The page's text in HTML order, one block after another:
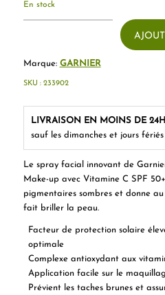
Le spray facial innovant de
Make-up avec Vitamine C SPF
pigmentaires sombres et donne
fait briller la peau.
Facteur de protection solaire
optimale
Complexe antioxydant aux
Application facile sur le
Prévient les taches brunes et
En stock
Marque: GARNIER
LIVRAISON EN MOINS DE
sauf les dimanches et jours fériés
SKU : 233902